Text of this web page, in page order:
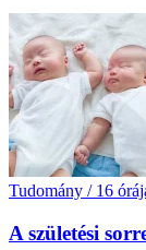
Tudomány / 16
A születési